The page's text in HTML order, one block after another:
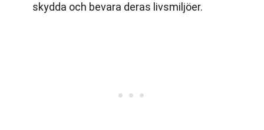
skydda och bevara deras livsmiljöer.